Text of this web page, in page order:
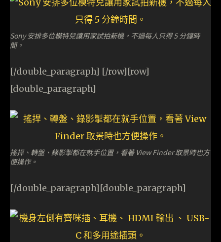
Sony 安排多位模特兒讓用家試拍新機，不過每人只得 5 分鐘時
間。
[/double_paragraph] [/row][row]
[double_paragraph]
搖捍、轉盤、錄影掣都在就手位置，看著 View Finder 取景時也方
便操作。
[/double_paragraph][double_paragraph]